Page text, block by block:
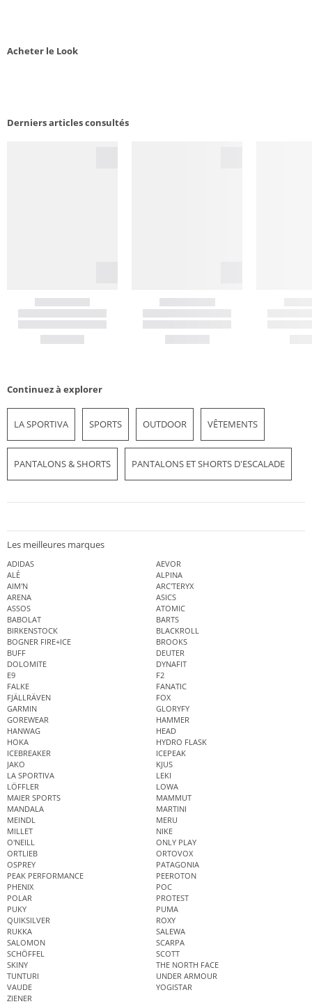
Acheter le Look
Derniers articles consultés
Continuez à explorer
LA SPORTIVA SPORTS OUTDOOR VÊTEMENTS
PANTALONS & SHORTS PANTALONS ET SHORTS D'ESCALADE
Les meilleures marques
ADIDAS
AEVOR
ALÉ
ALPINA
AIM'N
ARC'TERYX
ARENA
ASICS
ASSOS
ATOMIC
BABOLAT
BARTS
BIRKENSTOCK
BLACKROLL
BOGNER FIRE+ICE
BROOKS
BUFF
DEUTER
DOLOMITE
DYNAFIT
E9
F2
FALKE
FANATIC
FJÄLLRÄVEN
FOX
GARMIN
GLORYFY
GOREWEAR
HAMMER
HANWAG
HEAD
HOKA
HYDRO FLASK
ICEBREAKER
ICEPEAK
JAKO
KJUS
LA SPORTIVA
LEKI
LÖFFLER
LOWA
MAIER SPORTS
MAMMUT
MANDALA
MARTINI
MEINDL
MERU
MILLET
NIKE
O'NEILL
ONLY PLAY
ORTLIEB
ORTOVOX
OSPREY
PATAGONIA
PEAK PERFORMANCE
PEEROTON
PHENIX
POC
POLAR
PROTEST
PUKY
PUMA
QUIKSILVER
ROXY
RUKKA
SALEWA
SALOMON
SCARPA
SCHÖFFEL
SCOTT
SKINY
THE NORTH FACE
TUNTURI
UNDER ARMOUR
VAUDE
YOGISTAR
ZIENER